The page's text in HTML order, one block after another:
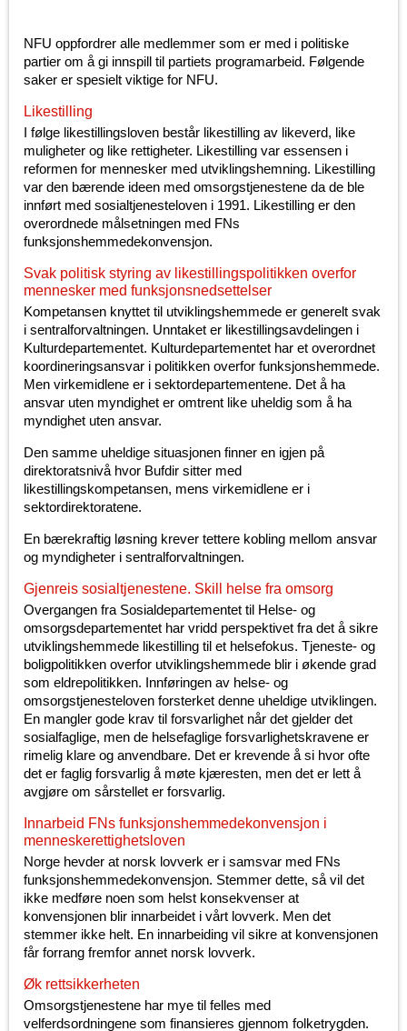
NFU oppfordrer alle medlemmer som er med i politiske
partier om å gi innspill til partiets programarbeid. Følgende
saker er spesielt viktige for NFU.
Likestilling
I følge likestillingsloven består likestilling av likeverd, like
muligheter og like rettigheter. Likestilling var essensen i
reformen for mennesker med utviklingshemning. Likestilling
var den bærende ideen med omsorgstjenestene da de ble
innført med sosialtjenesteloven i 1991. Likestilling er den
overordnede målsetningen med FNs
funksjonshemmedekonvensjon.
Svak politisk styring av likestillingspolitikken overfor
mennesker med funksjonsnedsettelser
Kompetansen knyttet til utviklingshemmede er generelt svak
i sentralforvaltningen. Unntaket er likestillingsavdelingen i
Kulturdepartementet. Kulturdepartementet har et overordnet
koordineringsansvar i politikken overfor funksjonshemmede.
Men virkemidlene er i sektordepartementene. Det å ha
ansvar uten myndighet er omtrent like uheldig som å ha
myndighet uten ansvar.
Den samme uheldige situasjonen finner en igjen på
direktoratsnivå hvor Bufdir sitter med
likestillingskompetansen, mens virkemidlene er i
sektordirektoratene.
En bærekraftig løsning krever tettere kobling mellom ansvar
og myndigheter i sentralforvaltningen.
Gjenreis sosialtjenestene. Skill helse fra omsorg
Overgangen fra Sosialdepartementet til Helse- og
omsorgsdepartementet har vridd perspektivet fra det å sikre
utviklingshemmede likestilling til et helsefokus. Tjeneste- og
boligpolitikken overfor utviklingshemmede blir i økende grad
som eldrepolitikken. Innføringen av helse- og
omsorgstjenesteloven forsterket denne uheldige utviklingen.
En mangler gode krav til forsvarlighet når det gjelder det
sosialfaglige, men de helsefaglige forsvarlighetskravene er
rimelig klare og anvendbare. Det er krevende å si hvor ofte
det er faglig forsvarlig å møte kjæresten, men det er lett å
avgjøre om sårstellet er forsvarlig.
Innarbeid FNs funksjonshemmedekonvensjon i
menneskerettighetsloven
Norge hevder at norsk lovverk er i samsvar med FNs
funksjonshemmedekonvensjon. Stemmer dette, så vil det
ikke medføre noen som helst konsekvenser at
konvensjonen blir innarbeidet i vårt lovverk. Men det
stemmer ikke helt. En innarbeiding vil sikre at konvensjonen
får forrang fremfor annet norsk lovverk.
Øk rettsikkerheten
Omsorgstjenestene har mye til felles med
velferdsordningene som finansieres gjennom folketrygden.